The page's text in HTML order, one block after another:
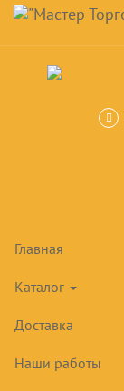
Skip
main
content
Навигация
Главная
Каталог
Доставка
Наши работы
Корзина